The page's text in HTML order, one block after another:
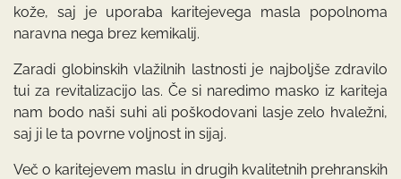
kože, saj je uporaba karitejevega masla popolnoma
naravna nega brez kemikalij.
Zaradi globinskih vlažilnih lastnosti je najboljše zdravilo
tui za revitalizacijo las. Če si naredimo masko iz kariteja
nam bodo naši suhi ali poškodovani lasje zelo hvaležni,
saj ji le ta povrne voljnost in sijaj.
Več o karitejevem maslu in drugih kvalitetnih prehranskih